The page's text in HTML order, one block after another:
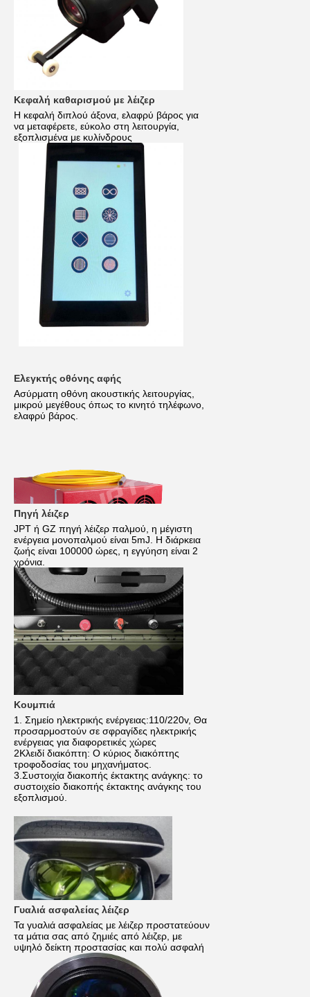
Κεφαλή καθαρισμού με λέιζερ
Η κεφαλή διπλού άξονα, ελαφρύ βάρος για
να μεταφέρετε, εύκολο στη λειτουργία
εξοπλισμένα με κυλίνδρους
Ελεγκτής οθόνης αφής
Ασύρματη οθόνη ακουστικής λειτουργίας,
μικρού μεγέθους όπως το κινητό τηλέφωνο,
ελαφρύ βάρος.
Πηγή λέιζερ
JPT ή GZ πηγή λέιζερ παλμού, η μέγιστη
ενέργεια μονοπαλμού είναι 5mJ. Η διάρκεια
ζωής είναι 100000 ώρες, η εγγύηση είναι 2
χρόνια.
Κουμπιά
1. Σημείο ηλεκτρικής ενέργειας:110/220v, Θα
προσαρμοστούν σε σφραγίδες ηλεκτρικής
ενέργειας για διαφορετικές χώρες
2Κλειδί διακόπτη: Ο κύριος διακόπτης
τροφοδοσίας του μηχανήματος.
3.Συστοιχία διακοπής έκτακτης ανάγκης: το
συστοιχείο διακοπής έκτακτης ανάγκης του
εξοπλισμού.
Γυαλιά ασφαλείας λέιζερ
Τα γυαλιά ασφαλείας με λέιζερ προστατεύουν
τα μάτια σας από ζημιές από λέιζερ, με
υψηλό δείκτη προστασίας και πολύ ασφαλή